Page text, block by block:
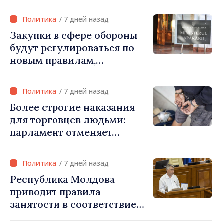
внеочередном заседании
24 августа»/ 7 дней назад
Закупки в сфере обороны
будут регулироваться по
новым правилам,
стандартами ЕС
/ 7 дней назад
Более строгие наказания
для торговцев людьми:
парламент отменяет
освобождения от
наказания в тяжких
случаях
/ 7 дней назад
Республика Молдова
приводит правила
занятости в соответствие